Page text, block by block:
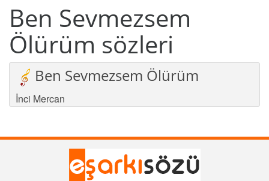
Ben Sevmezsem
Ölürüm sözleri
Ben Sevmezsem Ölürüm
İnci Mercan